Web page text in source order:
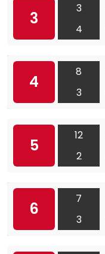
3
3
4
4
8
3
5
12
2
6
7
3